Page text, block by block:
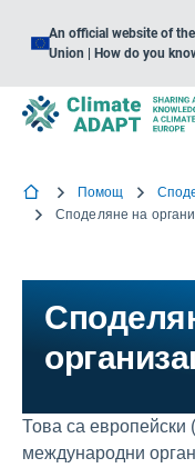
An official website of
Union | How do you
Помощ
Споделяне на
Това са европейски
международни